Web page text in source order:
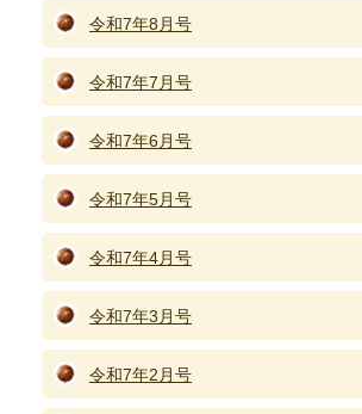
令和7年8月号
令和7年7月号
令和7年6月号
令和7年5月号
令和7年4月号
令和7年3月号
令和7年2月号